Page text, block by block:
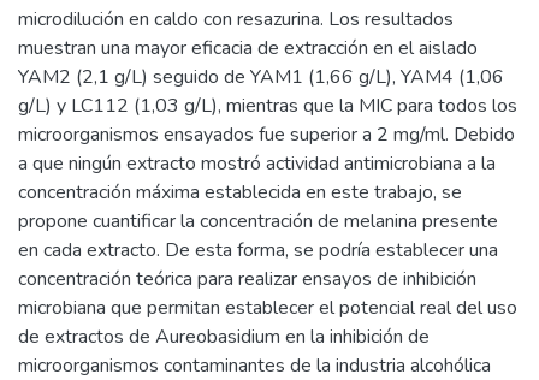
microdilución en caldo con resazurina. Los resultados
muestran una mayor eficacia de extracción en el aislado
YAM2 (2,1 g/L) seguido de YAM1 (1,66 g/L), YAM4 (1,06
g/L) y LC112 (1,03 g/L), mientras que la MIC para todos los
microorganismos ensayados fue superior a 2 mg/ml. Debido
a que ningún extracto mostró actividad antimicrobiana a la
concentración máxima establecida en este trabajo, se
propone cuantificar la concentración de melanina presente
en cada extracto. De esta forma, se podría establecer una
concentración teórica para realizar ensayos de inhibición
microbiana que permitan establecer el potencial real del uso
de extractos de Aureobasidium en la inhibición de
microorganismos contaminantes de la industria alcohólica